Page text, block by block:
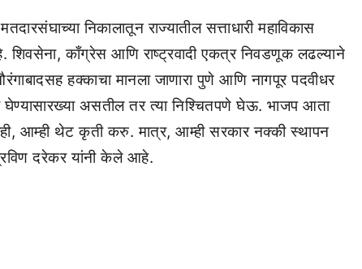
निकालातून राज्यातील सत्ताधारी महाविकास
काँग्रेस आणि राष्ट्रवादी एकत्र निवडणूक लढल्याने
हक्काचा मानला जाणारा पुणे आणि नागपूर पदवीधर
घेण्यासारख्या असतील तर त्या निश्चितपणे घेऊ. भाजप आता
आम्ही थेट कृती करु. मात्र, आम्ही सरकार नक्की स्थापन
दरेकर यांनी केले आहे.